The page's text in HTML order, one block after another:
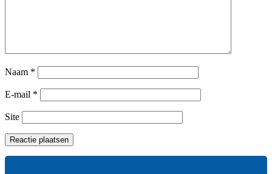
Naam *
E-mail *
Site